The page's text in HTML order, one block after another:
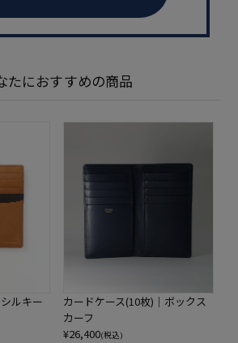
たにおすすめの商品
ルキー
カードケース(10枚)｜ボックス
カーフ
¥26,400(税込)